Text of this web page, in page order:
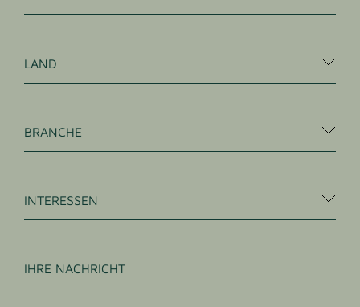
LAND
BRANCHE
INTERESSEN
IHRE NACHRICHT